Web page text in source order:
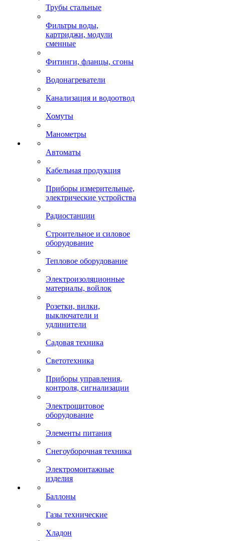
Трубы стальные
Фильтры воды,
картриджи, модули
сменные
Фитинги, фланцы, сгоны
Водонагреватели
Канализация и водоотвод
Хомуты
Манометры
Автоматы
Кабельная продукция
Приборы измерительные,
электрические устройства
Радиостанции
Строительное и силовое
оборудование
Тепловое оборудование
Электроизоляционные
материалы, войлок
Розетки, вилки,
выключатели и
удлинители
Садовая техника
Светотехника
Приборы управления,
контроля, сигнализации
Электрощитовое
оборудование
Элементы питания
Снегоуборочная техника
Электромонтажные
изделия
Баллоны
Газы технические
Хладон